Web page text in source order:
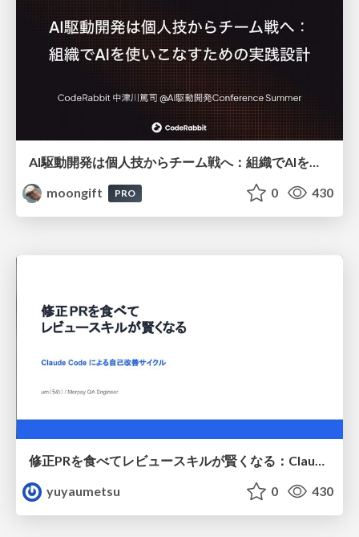
moongift
PRO 0 430
修正PRを食べてレビュースキルが賢くなる：Claude Codeによる自己改善サイクル
yuyaumetsu
0 430